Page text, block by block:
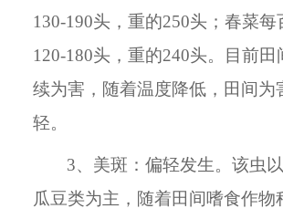
130-190头，重的250头；春菜每
120-180头，重的240头。目前
续为害，随着温度降低，田间为
轻。
3、美斑：偏轻发生。该虫
瓜豆类为主，随着田间嗜食作物